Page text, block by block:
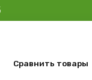
Сравнить товары